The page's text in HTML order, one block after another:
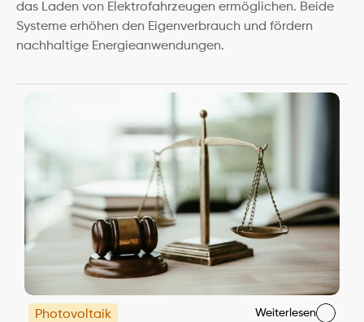
das Laden von Elektrofahrzeugen ermöglichen. Beide
Systeme erhöhen den Eigenverbrauch und fördern
nachhaltige Energieanwendungen.
Photovoltaik Weiterlesen